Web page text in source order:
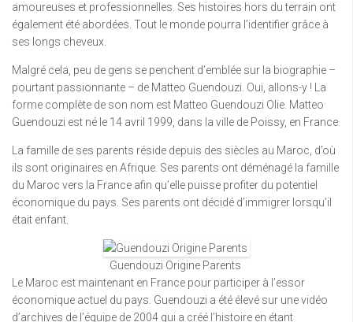
amoureuses et professionnelles. Ses histoires hors du terrain ont
également été abordées. Tout le monde pourra l’identifier grâce à
ses longs cheveux.
Malgré cela, peu de gens se penchent d’emblée sur la biographie –
pourtant passionnante – de Matteo Guendouzi. Oui, allons-y ! La
forme complète de son nom est Matteo Guendouzi Olie. Matteo
Guendouzi est né le 14 avril 1999, dans la ville de Poissy, en France.
La famille de ses parents réside depuis des siècles au Maroc, d’où
ils sont originaires en Afrique. Ses parents ont déménagé la famille
du Maroc vers la France afin qu’elle puisse profiter du potentiel
économique du pays. Ses parents ont décidé d’immigrer lorsqu’il
était enfant.
Guendouzi Origine Parents
Le Maroc est maintenant en France pour participer à l’essor
économique actuel du pays. Guendouzi a été élevé sur une vidéo
d’archives de l’équipe de 2004 qui a créé l’histoire en étant